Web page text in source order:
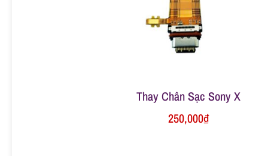
Thay Chân Sạc Sony X
250,000₫